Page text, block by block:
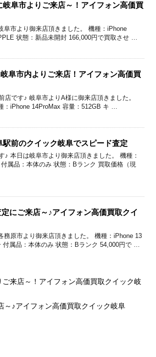
阜市よりご来店～！アイフォン高価買
阜市より御来店頂きました。 機種：iPhone
状態：新品未開封 166,000円で買取させ …
阜市内よりご来店！アイフォン高価買
です♪ 岐阜市よりA様に御来店頂きました。
：iPhone 14ProMax 容量：512GB キ …
前のクイック岐阜でスピード査定
♪ 本日は岐阜市より御来店頂きました。 機種：
属品：本体のみ 状態：Bランク 買取価格（現
にご来店～♪アイフォン高価買取クイ
原市より御来店頂きました。 機種：iPhone 13
付属品：本体のみ 状態：Bランク 54,000円で …
来店～！アイフォン高価買取クイック岐
～♪アイフォン高価買取クイック岐阜